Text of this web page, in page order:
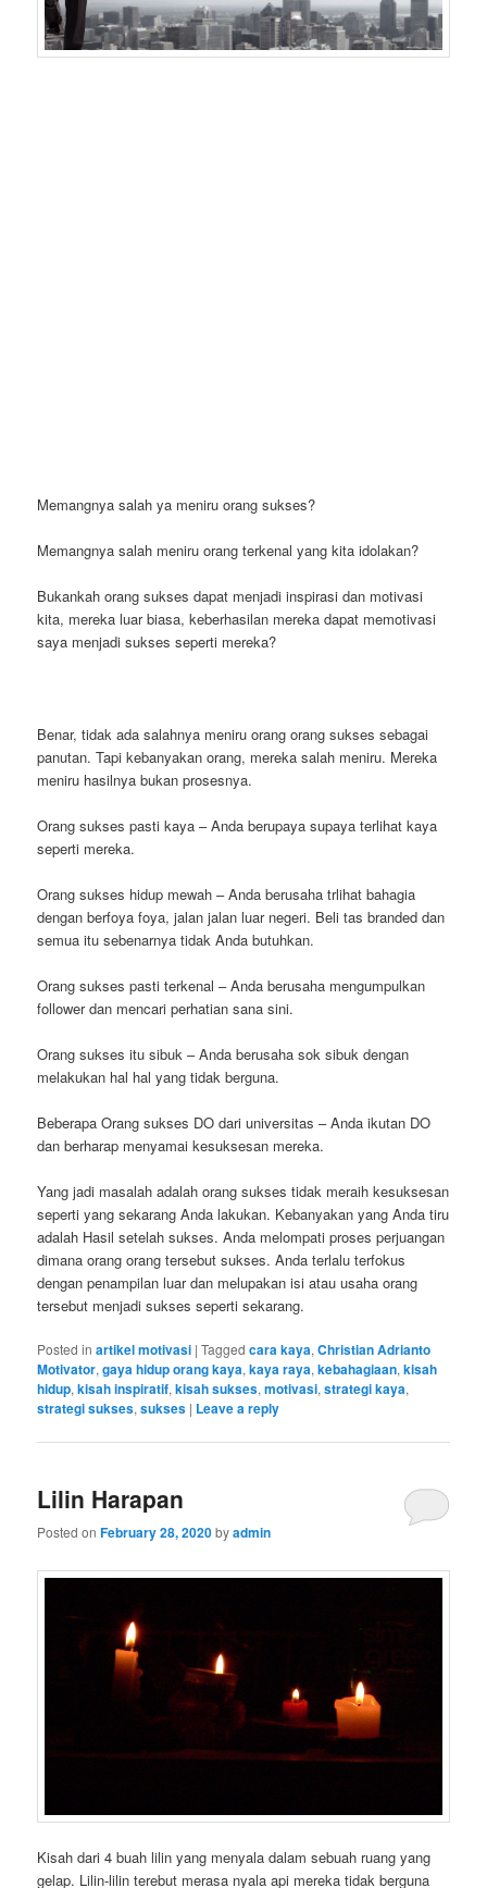
Memangnya salah ya meniru orang sukses?
Memangnya salah meniru orang terkenal yang kita idolakan?
Bukankah orang sukses dapat menjadi inspirasi dan motivasi
kita, mereka luar biasa, keberhasilan mereka dapat memotivasi
saya menjadi sukses seperti mereka?
Benar, tidak ada salahnya meniru orang orang sukses sebagai
panutan. Tapi kebanyakan orang, mereka salah meniru. Mereka
meniru hasilnya bukan prosesnya.
Orang sukses pasti kaya – Anda berupaya supaya terlihat kaya
seperti mereka.
Orang sukses hidup mewah – Anda berusaha trlihat bahagia
dengan berfoya foya, jalan jalan luar negeri. Beli tas branded dan
semua itu sebenarnya tidak Anda butuhkan.
Orang sukses pasti terkenal – Anda berusaha mengumpulkan
follower dan mencari perhatian sana sini.
Orang sukses itu sibuk – Anda berusaha sok sibuk dengan
melakukan hal hal yang tidak berguna.
Beberapa Orang sukses DO dari universitas – Anda ikutan DO
dan berharap menyamai kesuksesan mereka.
Yang jadi masalah adalah orang sukses tidak meraih kesuksesan
seperti yang sekarang Anda lakukan. Kebanyakan yang Anda tiru
adalah Hasil setelah sukses. Anda melompati proses perjuangan
dimana orang orang tersebut sukses. Anda terlalu terfokus
dengan penampilan luar dan melupakan isi atau usaha orang
tersebut menjadi sukses seperti sekarang.
Posted in artikel motivasi |Tagged cara kaya,Christian Adrianto
Motivator,gaya hidup orang kaya,kaya raya,kebahagiaan,kisah
hidup,kisah inspiratif,kisah sukses,motivasi,strategi kaya,
strategi sukses,sukses | Leave a reply
Lilin Harapan
Posted onFebruary 28, 2020byadmin
Kisah dari 4 buah lilin yang menyala dalam sebuah ruang yang
gelap. Lilin-lilin terebut merasa nyala api mereka tidak berguna